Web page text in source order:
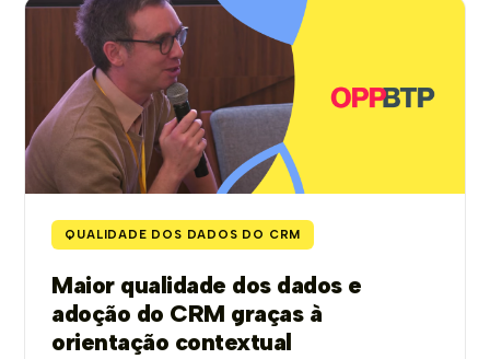
QUALIDADE DOS DADOS DO CRM
Maior qualidade dos dados e
adoção do CRM graças à
orientação contextual